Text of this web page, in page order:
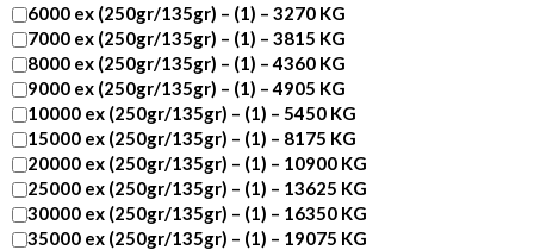
6000 ex (250gr/135gr) – (1) – 3270 KG
7000 ex (250gr/135gr) – (1) – 3815 KG
8000 ex (250gr/135gr) – (1) – 4360 KG
9000 ex (250gr/135gr) – (1) – 4905 KG
10000 ex (250gr/135gr) – (1) – 5450 KG
15000 ex (250gr/135gr) – (1) – 8175 KG
20000 ex (250gr/135gr) – (1) – 10900 KG
25000 ex (250gr/135gr) – (1) – 13625 KG
30000 ex (250gr/135gr) – (1) – 16350 KG
35000 ex (250gr/135gr) – (1) – 19075 KG